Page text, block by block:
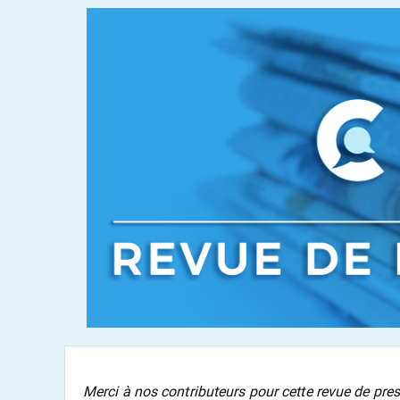
Merci à nos contributeurs pour cette revue de